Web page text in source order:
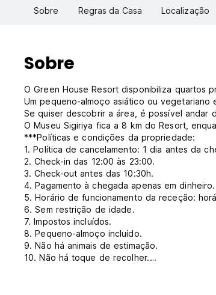
Sobre Regras da Casa Localização
Sobre
O Green House Resort disponibiliza quartos
Um pequeno-almoço asiático ou vegetariano
Se quiser descobrir a área, é possível andar
O Museu Sigiriya fica a 8 km do Resort,
***Políticas e condições da propriedade:
1. Política de cancelamento: 1 dia antes da
2. Check-in das 12:00 às 23:00.
3. Check-out antes das 10:30h.
4. Pagamento à chegada apenas em dinheiro.
5. Horário de funcionamento da receção:
6. Sem restrição de idade.
7. Impostos incluídos.
8. Pequeno-almoço incluído.
9. Não há animais de estimação.
10. Não há toque de recolher.